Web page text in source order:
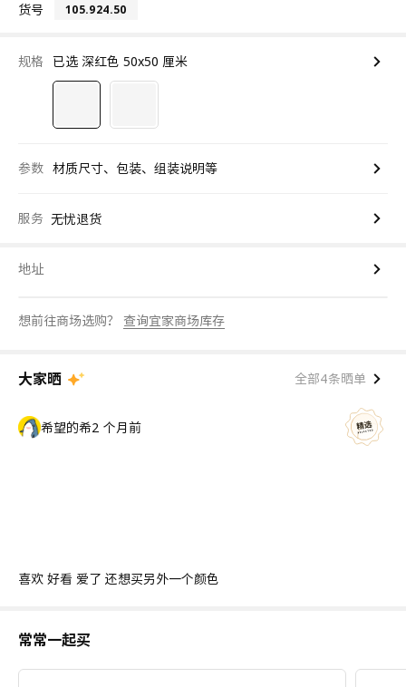
货号 105.924.50
规格 已选 深红色 50x50 厘米
参数 材质尺寸、包装、组装说明等
服务 无忧退货
地址
想前往商场选购？ 查询宜家商场库存
大家晒 全部4条晒单
希望的希2 个月前
喜欢 好看 爱了 还想买另外一个颜色
常常一起买